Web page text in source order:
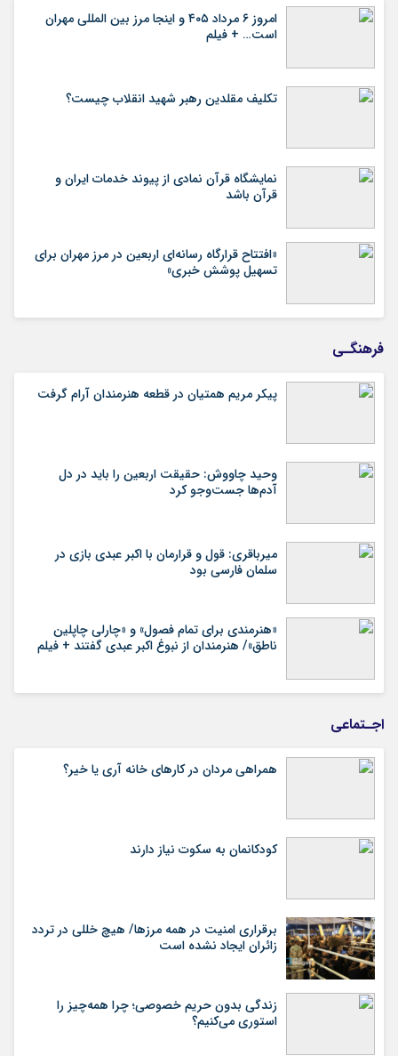
امروز ۶ مرداد ۴۰۵ و اینجا مرز بین المللی مهران
است… + فیلم
تکلیف مقلدین رهبر شهید انقلاب چیست؟
نمایشگاه قرآن نمادی از پیوند خدمات ایران و
قرآن باشد
«افتتاح قرارگاه رسانه‌ای اربعین در مرز مهران برای
تسهیل پوشش خبری»
فرهنگـی
پیکر مریم همتیان در قطعه هنرمندان آرام گرفت
وحید چاووش: حقیقت اربعین را باید در دل
آدم‌ها جست‌وجو کرد
میرباقری: قول و قرارمان با اکبر عبدی بازی در
سلمان فارسی بود
«هنرمندی برای تمام فصول» و «چارلی چاپلین
ناطق»/ هنرمندان از نبوغ اکبر عبدی گفتند + فیلم
اجـتماعی
همراهی مردان در کارهای خانه آری یا خیر؟
کودکانمان به سکوت نیاز دارند
برقراری امنیت در همه مرزها/ هیچ‌ خللی در تردد
زائران ایجاد نشده است
زندگی بدون حریم خصوصی؛ چرا همه‌چیز را
استوری می‌کنیم؟